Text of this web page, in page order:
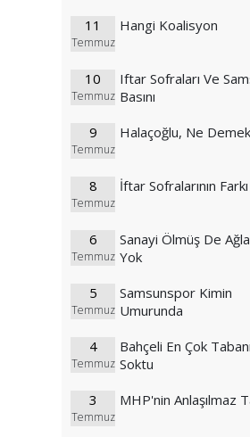
11
Temmuz
Hangi Koalisyon
10
Temmuz
Iftar Sofraları Ve
Basını
9
Temmuz
Halaçoğlu, Ne
8
Temmuz
İftar Sofralarının Farkı
6
Temmuz
Sanayi Ölmüş De
Yok
5
Temmuz
Samsunspor Kimin
Umurunda
4
Temmuz
Bahçeli En Çok
Soktu
3
Temmuz
MHP'nin Anlaşılmaz